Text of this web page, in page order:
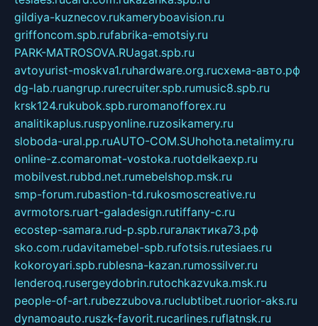
gildiya-kuznecov.rukameryboavision.ru
griffoncom.spb.rufabrika-emotsiy.ru
PARK-MATROSOVA.RUagat.spb.ru
avtoyurist-moskva1.ruhardware.org.ruсхема-авто.рф
dg-lab.ruangrup.rurecruiter.spb.rumusic8.spb.ru
krsk124.rukubok.spb.ruromanofforex.ru
analitikaplus.ruspyonline.ruzosikamery.ru
sloboda-ural.pp.ruAUTO-COM.SUhohota.netalimy.ru
online-z.comaromat-vostoka.ruotdelkaexp.ru
mobilvest.rubbd.net.rumebelshop.msk.ru
smp-forum.rubastion-td.rukosmoscreative.ru
avrmotors.ruart-galadesign.rutiffany-c.ru
ecostep-samara.rud-p.spb.ruгалактика73.рф
sko.com.rudavitamebel-spb.rufotsis.rutesiaes.ru
kokoroyari.spb.rublesna-kazan.rumossilver.ru
lenderoq.rusergeydobrin.rutochkazvuka.msk.ru
people-of-art.rubezzubova.ruclubtibet.ruorior-aks.ru
dynamoauto.ruszk-favorit.rucarlines.ruflatnsk.ru